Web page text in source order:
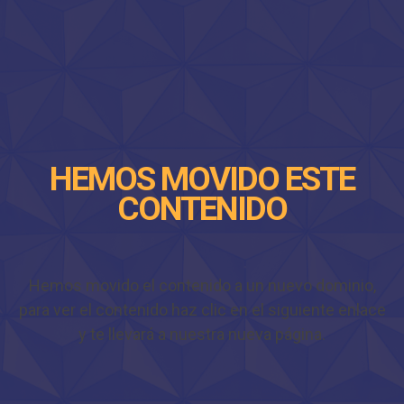
HEMOS MOVIDO ESTE
CONTENIDO
Hemos movido el contenido a un nuevo dominio,
para ver el contenido haz clic en el siguiente enlace
y te llevará a nuestra nueva página.